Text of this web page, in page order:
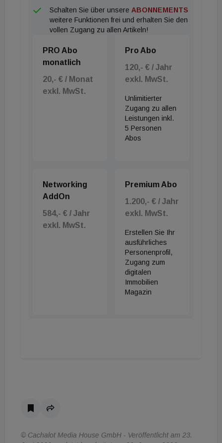
Schalten Sie über unsere ABONNEMENTS
weitere Funktionen frei und erhalten Sie den
vollen Zugang zu allen Artikeln!
PRO Abo
monatlich
20,- € / Monat
exkl. MwSt.
Pro Abo
120,- € / Jahr
exkl. MwSt.
Unlimitierter
Zugang zu allen
Leistungen inkl.
5 Personen
Abos
Networking
AddOn
584,- € / Jahr
exkl. MwSt.
Premium Abo
1.200,- € / Jahr
exkl. MwSt.
Erstellen Sie Ihr
ausführliches
Personenprofil,
Zugang zum
digitalen
Immobilien
Magazin
© Cachalot Media House GmbH - Veröffentlicht am 23.